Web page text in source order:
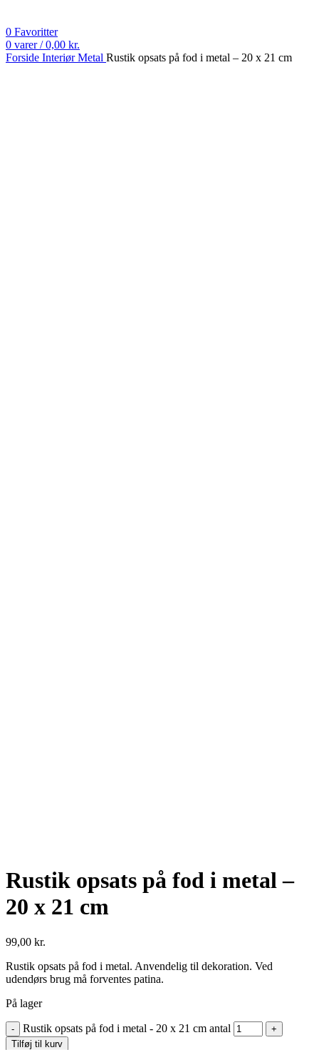
0 Favoritter
0 varer / 0,00 kr.
Forside InteriørMetal Rustik opsats på fod i metal – 20 x 21 cm
Rustik opsats på fod i metal –
20 x 21 cm
99,00 kr.
Rustik opsats på fod i metal. Anvendelig til dekoration. Ved
udendørs brug må forventes patina.
På lager
Rustik opsats på fod i metal - 20 x 21 cm antal
Tilføj til kurv